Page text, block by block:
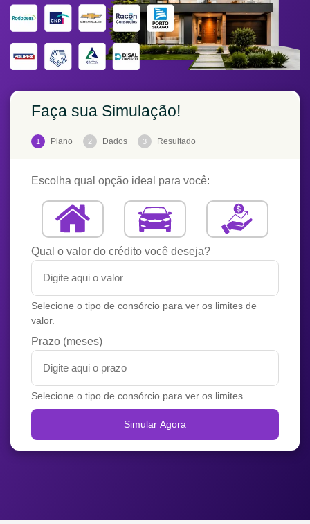
Faça sua Simulação!
1 Plano 2 Dados 3 Resultado
Escolha qual opção ideal para você:
Qual o valor do crédito você deseja?
Selecione o tipo de consórcio para ver os limites de
valor.
Prazo (meses)
Selecione o tipo de consórcio para ver os limites.
Simular Agora